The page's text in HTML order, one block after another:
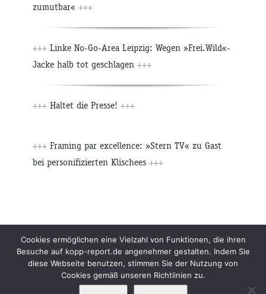
zumutbar« +++
+++ Linke No-Go-Area Leipzig: Wegen »Frei.Wild«-
Jacke halb tot geschlagen +++
+++ Haltet die Presse! +++
+++ Framing par excellence: »Stern TV« zu Gast
bei personifizierten Klischees +++
Beiträge Archiv Impressum
Newsletter
Kopp Verlag
Datenschutzerklärung
Cookies ermöglichen eine Vielzahl von Funktionen, die ihren
Besuche auf kopp-report.de angenehmer gestalten. Indem Sie
diese Webseite benutzen, stimmen Sie der Nutzung von
Cookies gemäß unseren Richtlinien zu.